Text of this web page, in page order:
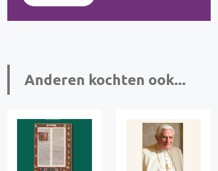
Anderen kochten ook...